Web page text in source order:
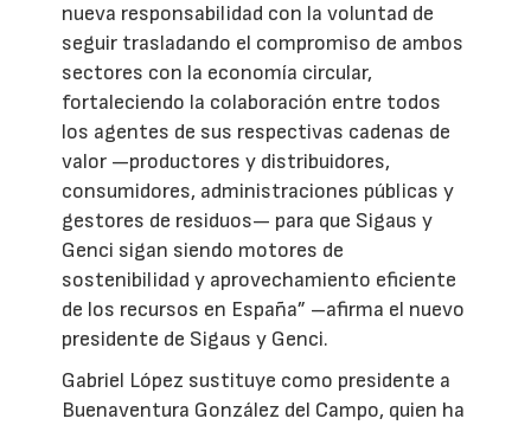
nueva responsabilidad con la voluntad de
seguir trasladando el compromiso de ambos
sectores con la economía circular,
fortaleciendo la colaboración entre todos
los agentes de sus respectivas cadenas de
valor —productores y distribuidores,
consumidores, administraciones públicas y
gestores de residuos— para que Sigaus y
Genci sigan siendo motores de
sostenibilidad y aprovechamiento eficiente
de los recursos en España” –afirma el nuevo
presidente de Sigaus y Genci.
Gabriel López sustituye como presidente a
Buenaventura González del Campo, quien ha